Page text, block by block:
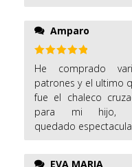
Amparo
Valorado
con
de 5
He comprado
patrones y el ultimo
fue el chaleco
para mi hijo,
quedado